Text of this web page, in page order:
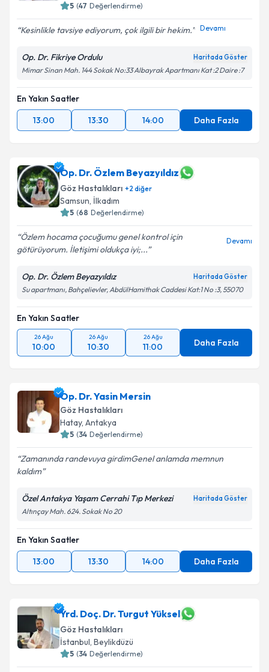
5 (47 Değerlendirme)
Kesinlikle tavsiye ediyorum, çok ilgili bir hekim. Devamı
Op. Dr. Fikriye Ordulu Haritada Göster
Mimar Sinan Mah. 144 Sokak No:33 Albayrak Apartmanı Kat :2 Daire :7
En Yakın Saatler
13:00
13:30 14:00 Daha Fazla
Op. Dr. Özlem Beyazyıldız
Göz Hastalıkları +2 diğer
Samsun, İlkadım
5 (68 Değerlendirme)
Özlem hocama çocuğumu genel kontrol için
götürüyorum. İletişimi oldukça iyi;...
Devamı
Op. Dr. Özlem Beyazyıldız Haritada Göster
Su apartmanı, Bahçelievler, AbdülHamithak Caddesi Kat:1 No :3, 55070
En Yakın Saatler
26 Ağu
10:00
26 Ağu
10:30
26 Ağu
11:00 Daha Fazla
Op. Dr. Yasin Mersin
Göz Hastalıkları
Hatay, Antakya
5 (34 Değerlendirme)
Zamanında randevuya girdimGenel anlamda memnun
kaldım
Özel Antakya Yaşam Cerrahi Tıp Merkezi Haritada Göster
Altınçay Mah. 624. Sokak No 20
En Yakın Saatler
13:00
13:30 14:00 Daha Fazla
Yrd. Doç. Dr. Turgut Yüksel
Göz Hastalıkları
İstanbul, Beylikdüzü
5 (34 Değerlendirme)